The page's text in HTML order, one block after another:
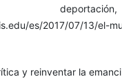
es/2017/07/13/el-
y reinventar la